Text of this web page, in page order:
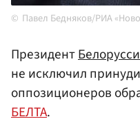
Павел Бедняков/РИА
Президент
не исключил
оппозиционеров
БЕЛТА.